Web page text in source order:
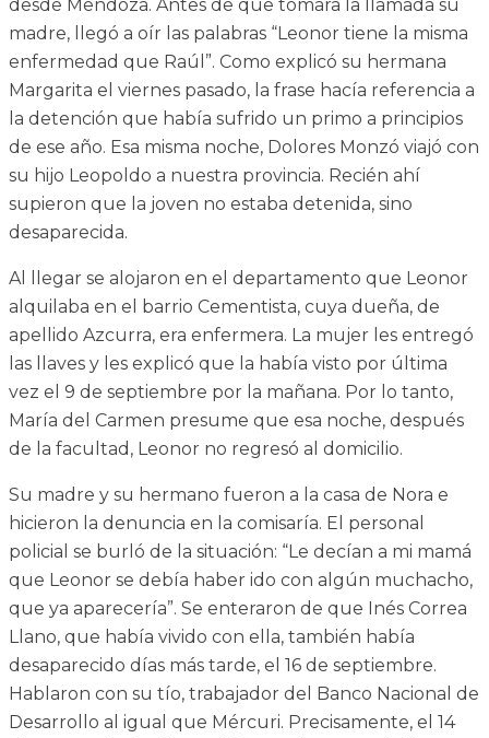
desde Mendoza. Antes de que tomara la llamada su
madre, llegó a oír las palabras “Leonor tiene la misma
enfermedad que Raúl”. Como explicó su hermana
Margarita el viernes pasado, la frase hacía referencia a
la detención que había sufrido un primo a principios
de ese año. Esa misma noche, Dolores Monzó viajó con
su hijo Leopoldo a nuestra provincia. Recién ahí
supieron que la joven no estaba detenida, sino
desaparecida.
Al llegar se alojaron en el departamento que Leonor
alquilaba en el barrio Cementista, cuya dueña, de
apellido Azcurra, era enfermera. La mujer les entregó
las llaves y les explicó que la había visto por última
vez el 9 de septiembre por la mañana. Por lo tanto,
María del Carmen presume que esa noche, después
de la facultad, Leonor no regresó al domicilio.
Su madre y su hermano fueron a la casa de Nora e
hicieron la denuncia en la comisaría. El personal
policial se burló de la situación: “Le decían a mi mamá
que Leonor se debía haber ido con algún muchacho,
que ya aparecería”. Se enteraron de que Inés Correa
Llano, que había vivido con ella, también había
desaparecido días más tarde, el 16 de septiembre.
Hablaron con su tío, trabajador del Banco Nacional de
Desarrollo al igual que Mércuri. Precisamente, el 14